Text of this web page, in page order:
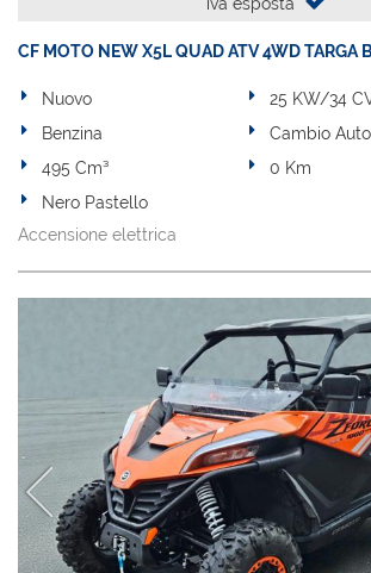
CF MOTO NEW X5L QUAD ATV 4WD TARGA
Nuovo
25 KW/34
Benzina
Cambio
495 Cm³
0 Km
Nero Pastello
Accensione elettrica